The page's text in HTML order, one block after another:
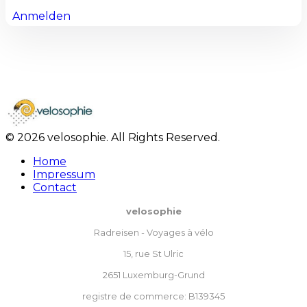
Anmelden
© 2026 velosophie. All Rights Reserved.
Home
Impressum
Contact
velosophie
Radreisen - Voyages à vélo
15, rue St Ulric
2651 Luxemburg-Grund
registre de commerce: B139345